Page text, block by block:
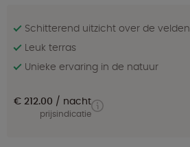
Schitterend uitzicht over de velden
Leuk terras
Unieke ervaring in de natuur
€ 212.00 nacht
prijsindicatie